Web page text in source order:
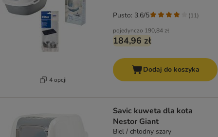
4 opcji
pojedynczo 190,84 zł
184,96 zł
Pusto: 3.6/5 (11)
Dodaj do koszyka
Savic kuweta dla kota
Nestor Giant
Biel / chłodny szary